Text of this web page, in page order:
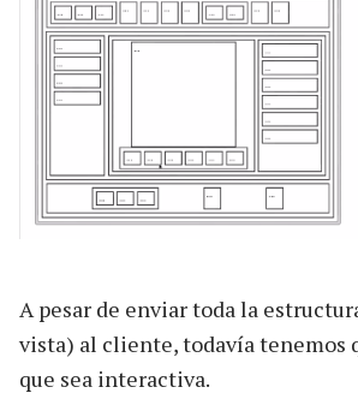
A pesar de enviar toda la
vista) al cliente, todavía tenemos
que sea interactiva.